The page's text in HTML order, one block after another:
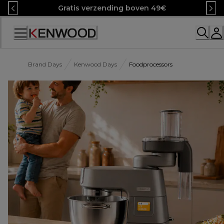
Skip
to
Content
Gratis verzending boven 49€
Accessibility
Brand Days Kenwood Days Foodprocessors